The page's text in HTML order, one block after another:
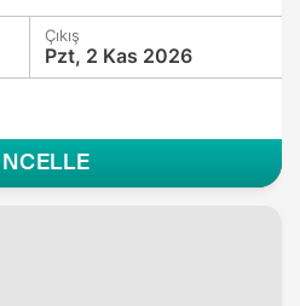
Çıkış
Pzt, 2 Kas 2026